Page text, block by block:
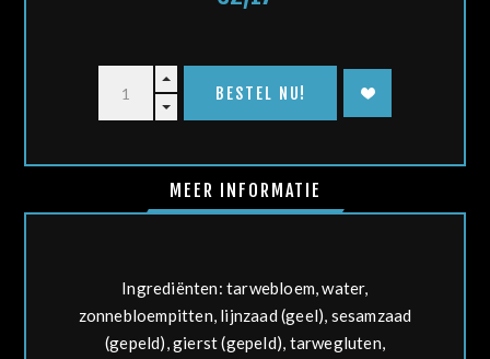
MEER INFORMATIE
Ingrediënten:tarwebloem, water,
zonnebloempitten, lijnzaad (geel), sesamzaad
(gepeld), gierst (gepeld), tarwegluten,